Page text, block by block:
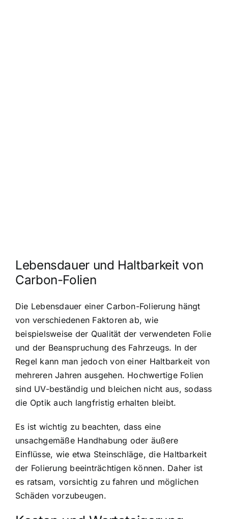
Lebensdauer und Haltbarkeit von
Carbon-Folien
Die Lebensdauer einer Carbon-Folierung hängt
von verschiedenen Faktoren ab, wie
beispielsweise der Qualität der verwendeten Folie
und der Beanspruchung des Fahrzeugs. In der
Regel kann man jedoch von einer Haltbarkeit von
mehreren Jahren ausgehen. Hochwertige Folien
sind UV-beständig und bleichen nicht aus, sodass
die Optik auch langfristig erhalten bleibt.
Es ist wichtig zu beachten, dass eine
unsachgemäße Handhabung oder äußere
Einflüsse, wie etwa Steinschläge, die Haltbarkeit
der Folierung beeinträchtigen können. Daher ist
es ratsam, vorsichtig zu fahren und möglichen
Schäden vorzubeugen.